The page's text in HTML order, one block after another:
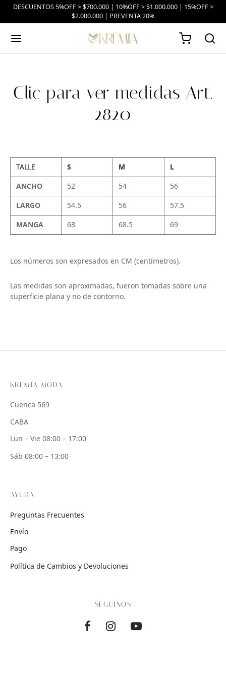
DESCUENTOS 5%OFF > $700.000 | 10%OFF > $1.000.000 | 15%OFF >
$2.000.000 | PREVENTA 20%
Clic para ver medidas Art.
2820
TALLE S M
L
ANCHO
52 54
56
LARGO
54.5 56
57.5
MANGA
68 68.5 69
Los números son expresados en CM (centímetros).
Las medidas son aproximadas, fueron tomadas sobre una
superficie plana y no de contorno.
KREMIA MODA
Cuenca 569
CABA
Lun – Vie 08:00 – 17:00
Sáb 08:00 – 13:00
AYUDA
Preguntas Frecuentes
Envío
Pago
Política de Cambios y Devoluciones
SEGUINOS